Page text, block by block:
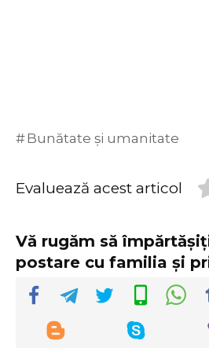
Bunătate și umanitate
Evaluează acest articol
Vă rugăm să
postare cu familia și